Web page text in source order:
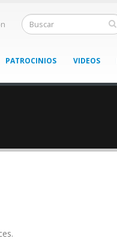
PATROCINIOS VIDEOS